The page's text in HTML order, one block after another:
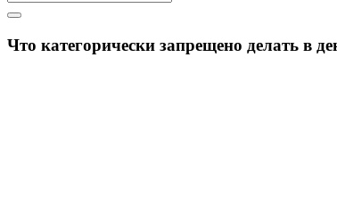
Что категорически запрещено делать в